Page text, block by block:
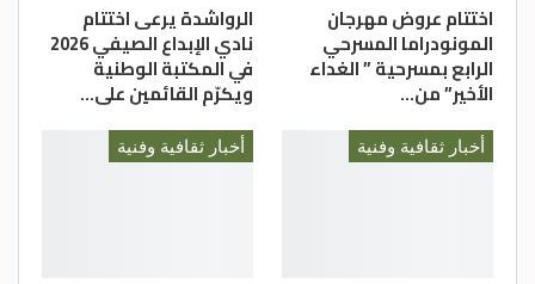
اختتام عروض مهرجان
المونودراما المسرحي
الرابع بمسرحية ” الغداء
الأخير” من…
الرواشدة يرعى اختتام
نادي الإبداع الصيفي 2026
في المكتبة الوطنية
ويكرّم القائمين على…
أخبار ثقافية وفنية أخبار ثقافية وفنية